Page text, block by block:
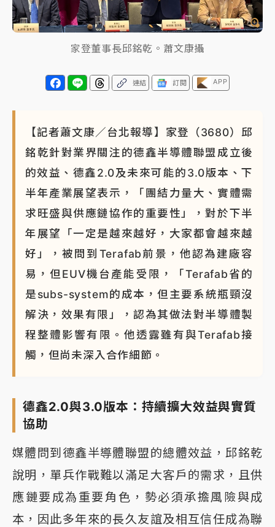
才續任就飛美國大學面試 清大校長高為元致歉：機會
到來時引起我的好奇
地午後雷雨
NBA｜ 傳奇名帥驚傳離世！曾以「瘋狂籃球」震撼聯
盟 兩大愛徒向他致
家登董事長邱銘乾。蕭文康攝
連結 訂閱 APP
【記者蕭文康／台北報導】家登（3680）邱
銘乾針對業界關注的德鑫半導體聯盟成立後
的效益、德鑫2.0及未來可能的3.0版本、下
半年產業展望表示，「團結力量大、實體需
求旺盛與供應鏈協作的重要性」，對於下半
年展望「一定是越來越好，大家都會越來越
好」，被問到Terafab前景，他認為建廠容
易，但EUV機台產能受限，「Terafab省的
是subs-system的成本，但主要系統瓶頸沒
解決，效果有限」，認為其做法對半導體製
程整體影響有限。他透露雖有與Terafab接
觸，但尚未深入合作細節。
德鑫2.0與3.0版本：持續擴大效益與實質
協助
媒體問到德鑫半導體聯盟的總體效益，邱銘乾
說明，單兵作戰難以滿足大客戶的需求，且供
應鏈要成為重要角色，勢必須承擔風險與成
本，因此多年來的長久友誼及相互信任成為聯